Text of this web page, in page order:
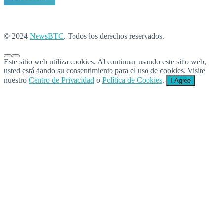
© 2024 NewsBTC. Todos los derechos reservados.
Este sitio web utiliza cookies. Al continuar usando este sitio web,
usted está dando su consentimiento para el uso de cookies. Visite
nuestro Centro de Privacidad o Política de Cookies. I Agree